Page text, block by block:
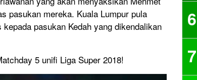
pasukan mereka. Kuala Lumpur pula
pasukan Kedah yang dikendalikan
5 unifi Liga Super 2018!
6
7